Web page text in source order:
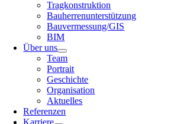
Tragkonstruktion
Bauherrenunterstützung
Bauvermessung/GIS
BIM
Über uns
Team
Portrait
Geschichte
Organisation
Aktuelles
Referenzen
Karriere